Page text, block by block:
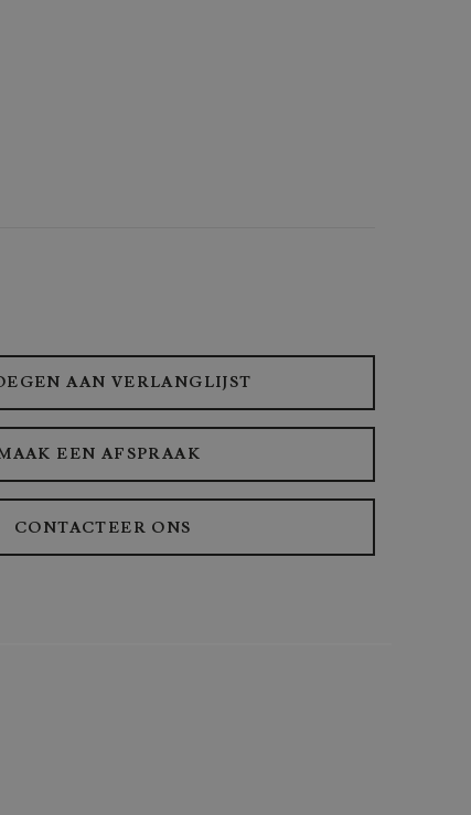
AAN VERLANGLIJST
EEN AFSPRAAK
CONTACTEER ONS